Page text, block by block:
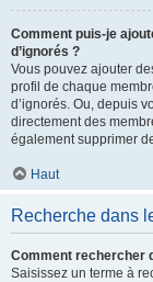
Comment puis-je
d’ignorés ?
Vous pouvez ajouter
profil de chaque
d’ignorés. Ou, depuis
directement des
également supprimer
Haut
Recherche dans
Comment rechercher
Saisissez un terme à